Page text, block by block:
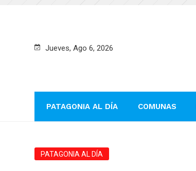
Jueves, Ago 6, 2026
PATAGONIA AL DÍA COMUNAS
PATAGONIA AL DÍA